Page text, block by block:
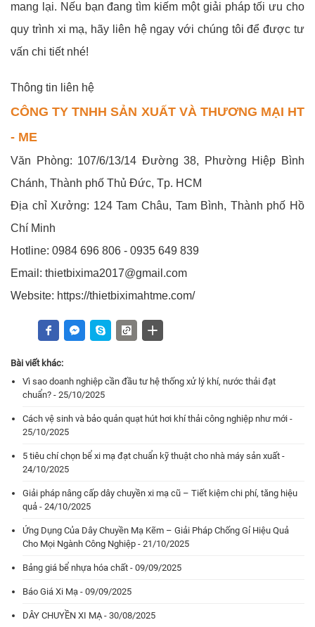
mang lại. Nếu bạn đang tìm kiếm một giải pháp tối ưu cho
quy trình xi mạ, hãy liên hệ ngay với chúng tôi để được tư
vấn chi tiết nhé!
Thông tin liên hệ
CÔNG TY TNHH SẢN XUẤT VÀ THƯƠNG MẠI HT
- ME
Văn Phòng: 107/6/13/14 Đường 38, Phường Hiệp Bình
Chánh, Thành phố Thủ Đức, Tp. HCM
Địa chỉ Xưởng: 124 Tam Châu, Tam Bình, Thành phố Hồ
Chí Minh
Hotline: 0984 696 806 - 0935 649 839
Email: thietbixima2017@gmail.com
Website: https://thietbiximahtme.com/
Bài viết khác:
Vì sao doanh nghiệp cần đầu tư hệ thống xử lý khí, nước thải đạt
chuẩn? - 25/10/2025
Cách vệ sinh và bảo quản quạt hút hơi khí thải công nghiệp như mới -
25/10/2025
5 tiêu chí chọn bể xi mạ đạt chuẩn kỹ thuật cho nhà máy sản xuất -
24/10/2025
Giải pháp nâng cấp dây chuyền xi mạ cũ – Tiết kiệm chi phí, tăng hiệu
quả - 24/10/2025
Ứng Dụng Của Dây Chuyền Mạ Kẽm – Giải Pháp Chống Gỉ Hiệu Quả
Cho Mọi Ngành Công Nghiệp - 21/10/2025
Bảng giá bể nhựa hóa chất - 09/09/2025
Báo Giá Xi Mạ - 09/09/2025
DÂY CHUYỀN XI MẠ - 30/08/2025